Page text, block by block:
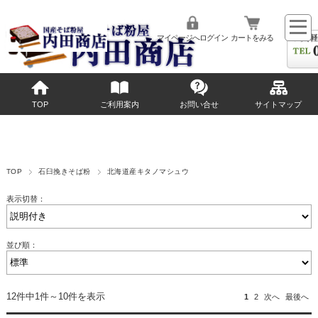
マイページへログイン カートをみる
TOP ご利用案内 お問い合せ サイトマップ
TOP 石臼挽きそば粉 北海道産キタノマシュウ
表示切替：
並び順：
12件中1件～10件を表示 1 2 次へ 最後へ